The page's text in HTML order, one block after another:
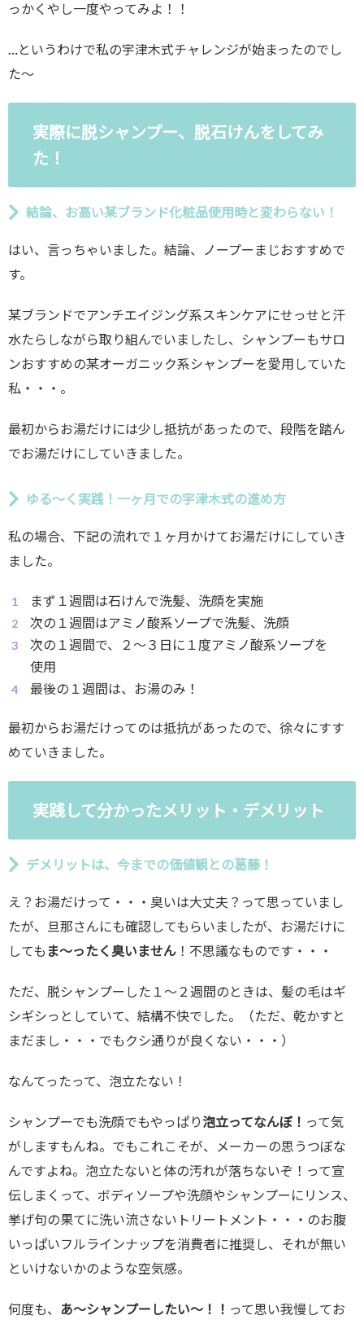
っかくやし一度やってみよ！！
…というわけで私の宇津木式チャレンジが始まったのでし
た〜
実際に脱シャンプー、脱石けんをしてみ
た！
結論、お高い某ブランド化粧品使用時と変わらない！
はい、言っちゃいました。結論、ノープーまじおすすめで
す。
某ブランドでアンチエイジング系スキンケアにせっせと汗
水たらしながら取り組んでいましたし、シャンプーもサロ
ンおすすめの某オーガニック系シャンプーを愛用していた
私・・・。
最初からお湯だけには少し抵抗があったので、段階を踏ん
でお湯だけにしていきました。
ゆる〜く実践！一ヶ月での宇津木式の進め方
私の場合、下記の流れで１ヶ月かけてお湯だけにしていき
ました。
まず１週間は石けんで洗髪、洗顔を実施
次の１週間はアミノ酸系ソープで洗髪、洗顔
次の１週間で、２〜３日に１度アミノ酸系ソープを
使用
最後の１週間は、お湯のみ！
最初からお湯だけってのは抵抗があったので、徐々にすす
めていきました。
実践して分かったメリット・デメリット
デメリットは、今までの価値観との葛藤！
え？お湯だけって・・・臭いは大丈夫？って思っていまし
たが、旦那さんにも確認してもらいましたが、お湯だけに
しても ま〜ったく臭いません ！不思議なものです・・・
ただ、脱シャンプーした１〜２週間のときは、髪の毛はギ
シギシっとしていて、結構不快でした。（ただ、乾かすと
まだまし・・・でもクシ通りが良くない・・・）
なんてったって、泡立たない！
シャンプーでも洗顔でもやっぱり 泡立ってなんぼ！ って気
がしますもんね。でもこれこそが、メーカーの思うつぼな
んですよね。泡立たないと体の汚れが落ちないぞ！って宣
伝しまくって、ボディソープや洗顔やシャンプーにリンス、
挙げ句の果てに洗い流さないトリートメント・・・のお腹
いっぱいフルラインナップを消費者に推奨し、それが無い
といけないかのような空気感。
何度も、 あ〜シャンプーしたい〜！！ って思い我慢してお